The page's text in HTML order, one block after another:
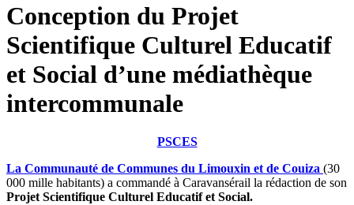
Conception du Projet
Scientifique Culturel Educatif
et Social d’une médiathèque
intercommunale
PSCES
La Communauté de Communes du Limouxin et de Couiza (30
000 mille habitants) a commandé à Caravansérail la rédaction de son
Projet Scientifique Culturel Educatif et Social.